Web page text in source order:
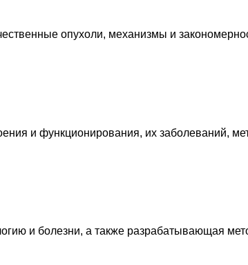
опухоли, механизмы и
и функционирования, их заболеваний,
и болезни, а также разрабатывающая